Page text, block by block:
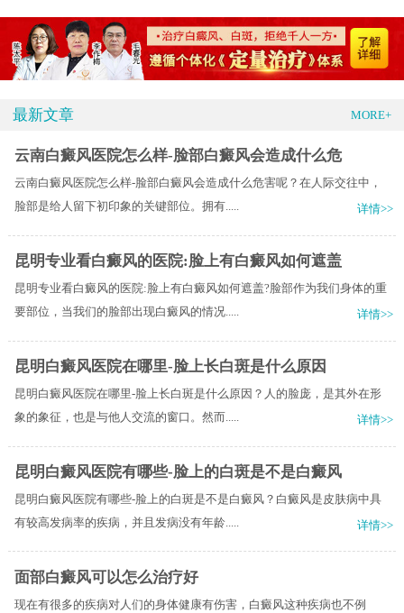
最新文章 MORE+
云南白癜风医院怎么样-脸部白癜风会造成什么危
云南白癜风医院怎么样-脸部白癜风会造成什么危害呢？在人际交往中，
脸部是给人留下初印象的关键部位。拥有.....
详情>>
昆明专业看白癜风的医院:脸上有白癜风如何遮盖
昆明专业看白癜风的医院:脸上有白癜风如何遮盖?脸部作为我们身体的重
要部位，当我们的脸部出现白癜风的情况.....
详情>>
昆明白癜风医院在哪里-脸上长白斑是什么原因
昆明白癜风医院在哪里-脸上长白斑是什么原因？人的脸庞，是其外在形
象的象征，也是与他人交流的窗口。然而.....
详情>>
昆明白癜风医院有哪些-脸上的白斑是不是白癜风
昆明白癜风医院有哪些-脸上的白斑是不是白癜风？白癜风是皮肤病中具
有较高发病率的疾病，并且发病没有年龄.....
详情>>
面部白癜风可以怎么治疗好
现在有很多的疾病对人们的身体健康有伤害，白癜风这种疾病也不例